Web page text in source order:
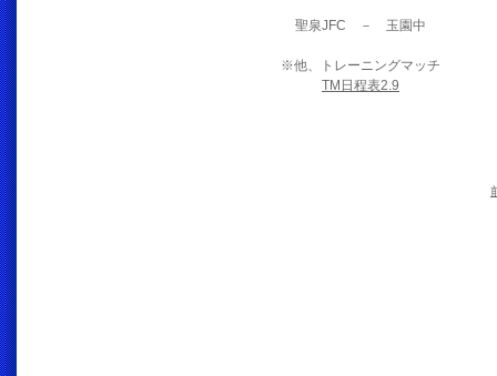
聖泉JFC － 玉園中
※他、トレーニングマッチ
TM日程表2.9